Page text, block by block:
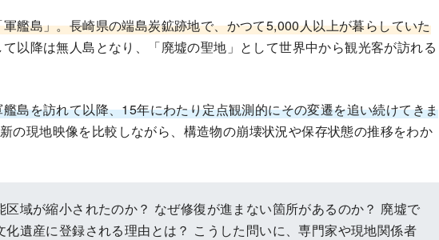
艦島」。長崎県の端島炭鉱跡地で、かつて5,000人以上が暮らしていた
以降は無人島となり、「廃墟の聖地」として世界中から観光客が訪れる
島を訪れて以降、15年にわたり定点観測的にその変遷を追い続けてきま
の現地映像を比較しながら、構造物の崩壊状況や保存状態の推移をわか
区域が縮小されたのか？ なぜ修復が進まない箇所があるのか？ 廃墟で
化遺産に登録される理由とは？ こうした問いに、専門家や現地関係者